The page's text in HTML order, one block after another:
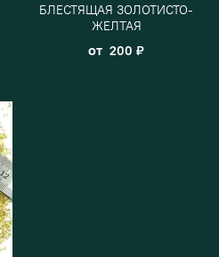
БЛЕСТЯЩАЯ ЗОЛОТИСТО-
ЖЕЛТАЯ
от 200 ₽